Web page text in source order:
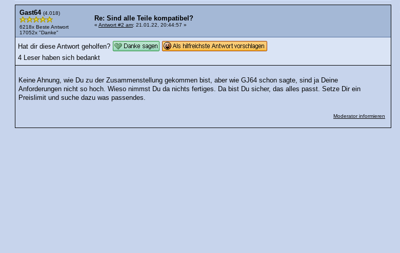
Gast64 (4.018)
6218x Beste Antwort
17052x "Danke"
Re: Sind alle Teile kompatibel?
« Antwort #2 am: 21.01.22, 20:44:57 »
Hat dir diese Antwort geholfen?
4 Leser haben sich bedankt
Keine Ahnung, wie Du zu der Zusammenstellung gekommen bist, aber wie GJ64 schon sagte, sind ja Deine
Anforderungen nicht so hoch. Wieso nimmst Du da nichts fertiges. Da bist Du sicher, das alles passt. Setze Dir ein
Preislimit und suche dazu was passendes.
Moderator informieren